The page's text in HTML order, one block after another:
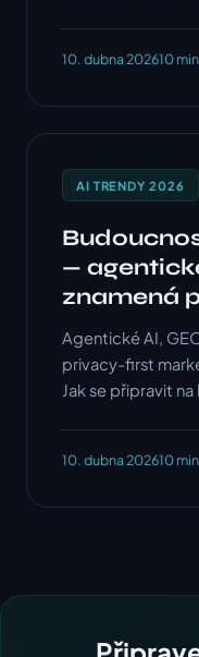
10. dubna 202610
AI TRENDY 2026
—
znamená
Agentické AI,
privacy-first
Jak se připravit
10. dubna 202610